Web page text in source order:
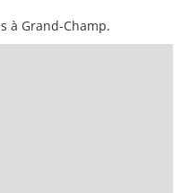
à Grand-Champ.